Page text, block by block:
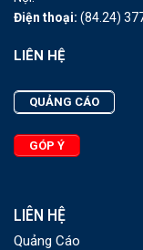
Điện thoại: (84.24)
LIÊN HỆ
QUẢNG CÁO
GÓP Ý
LIÊN HỆ
Quảng Cáo